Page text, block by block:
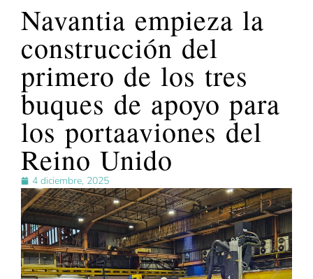
Navantia empieza la
construcción del
primero de los tres
buques de apoyo para
los portaaviones del
Reino Unido
4 diciembre, 2025